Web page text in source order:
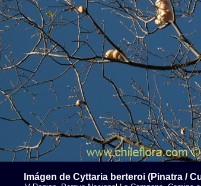
Imágen de Cyttaria berteroi (Pinatra /